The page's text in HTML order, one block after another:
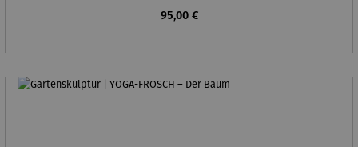
Regulärer Preis:
95,00 €